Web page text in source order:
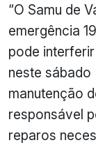
“O Samu de
emergência
pode
neste sábado
manutenção
responsável
reparos